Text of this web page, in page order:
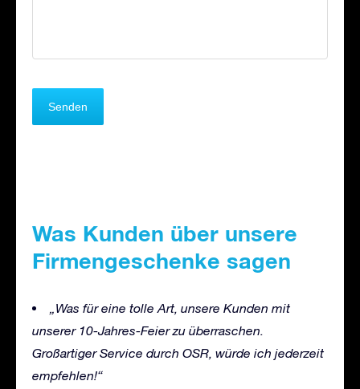
Was Kunden über unsere
Firmengeschenke sagen
„Was für eine tolle Art, unsere Kunden mit
unserer 10-Jahres-Feier zu überraschen.
Großartiger Service durch OSR, würde ich jederzeit
empfehlen!“